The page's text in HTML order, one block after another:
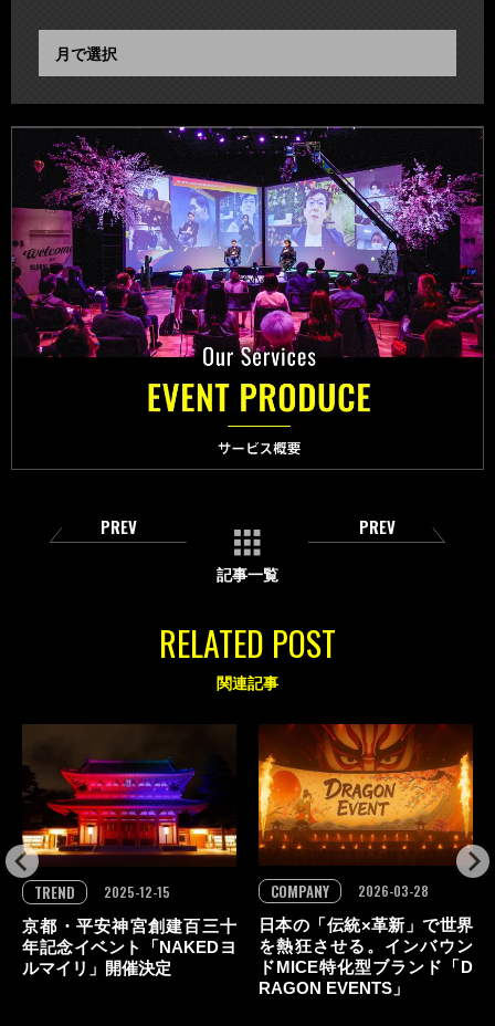
PREV
記事一覧
PREV
RELATED POST
関連記事
京都・平安神宮創建百三十
年記念イベント「NAKEDヨ
ルマイリ」開催決定
TREND
2025-12-15
日本の「伝統×革新」で世界
を熱狂させる。インバウン
ドMICE特化型ブランド「D
RAGON EVENTS」
COMPANY 2026-03-28